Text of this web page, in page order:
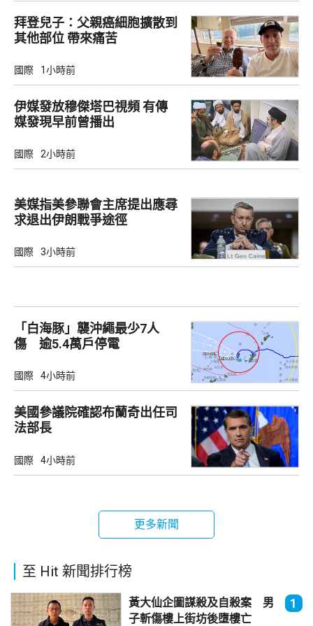
拜登兒子：父親癌細胞擴散到
其他部位 帶來痛苦
國際 1小時前
伊媒發放穆傑塔巴視頻 有傳
媒發現早前曾播出
國際 2小時前
美媒指美參聯會主席提出應尋
求退出伊朗戰爭途徑
國際 3小時前
「白海豚」襲沖繩最少7人
傷 逾5.4萬戶停電
國際 4小時前
美國參議院確認布蘭奇出任司
法部長
國際 4小時前
更多新聞
至 Hit 新聞排行榜
黃大仙企圖謀殺及自殺案 男
子斬傷樓上街坊後墮樓亡
1